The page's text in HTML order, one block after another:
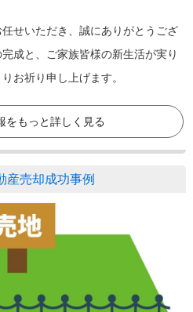
せいただき、誠にありがとうござ
成と、ご家族皆様の新生活が実り
お祈り申し上げます。
をもっと詳しく見る
売却成功事例